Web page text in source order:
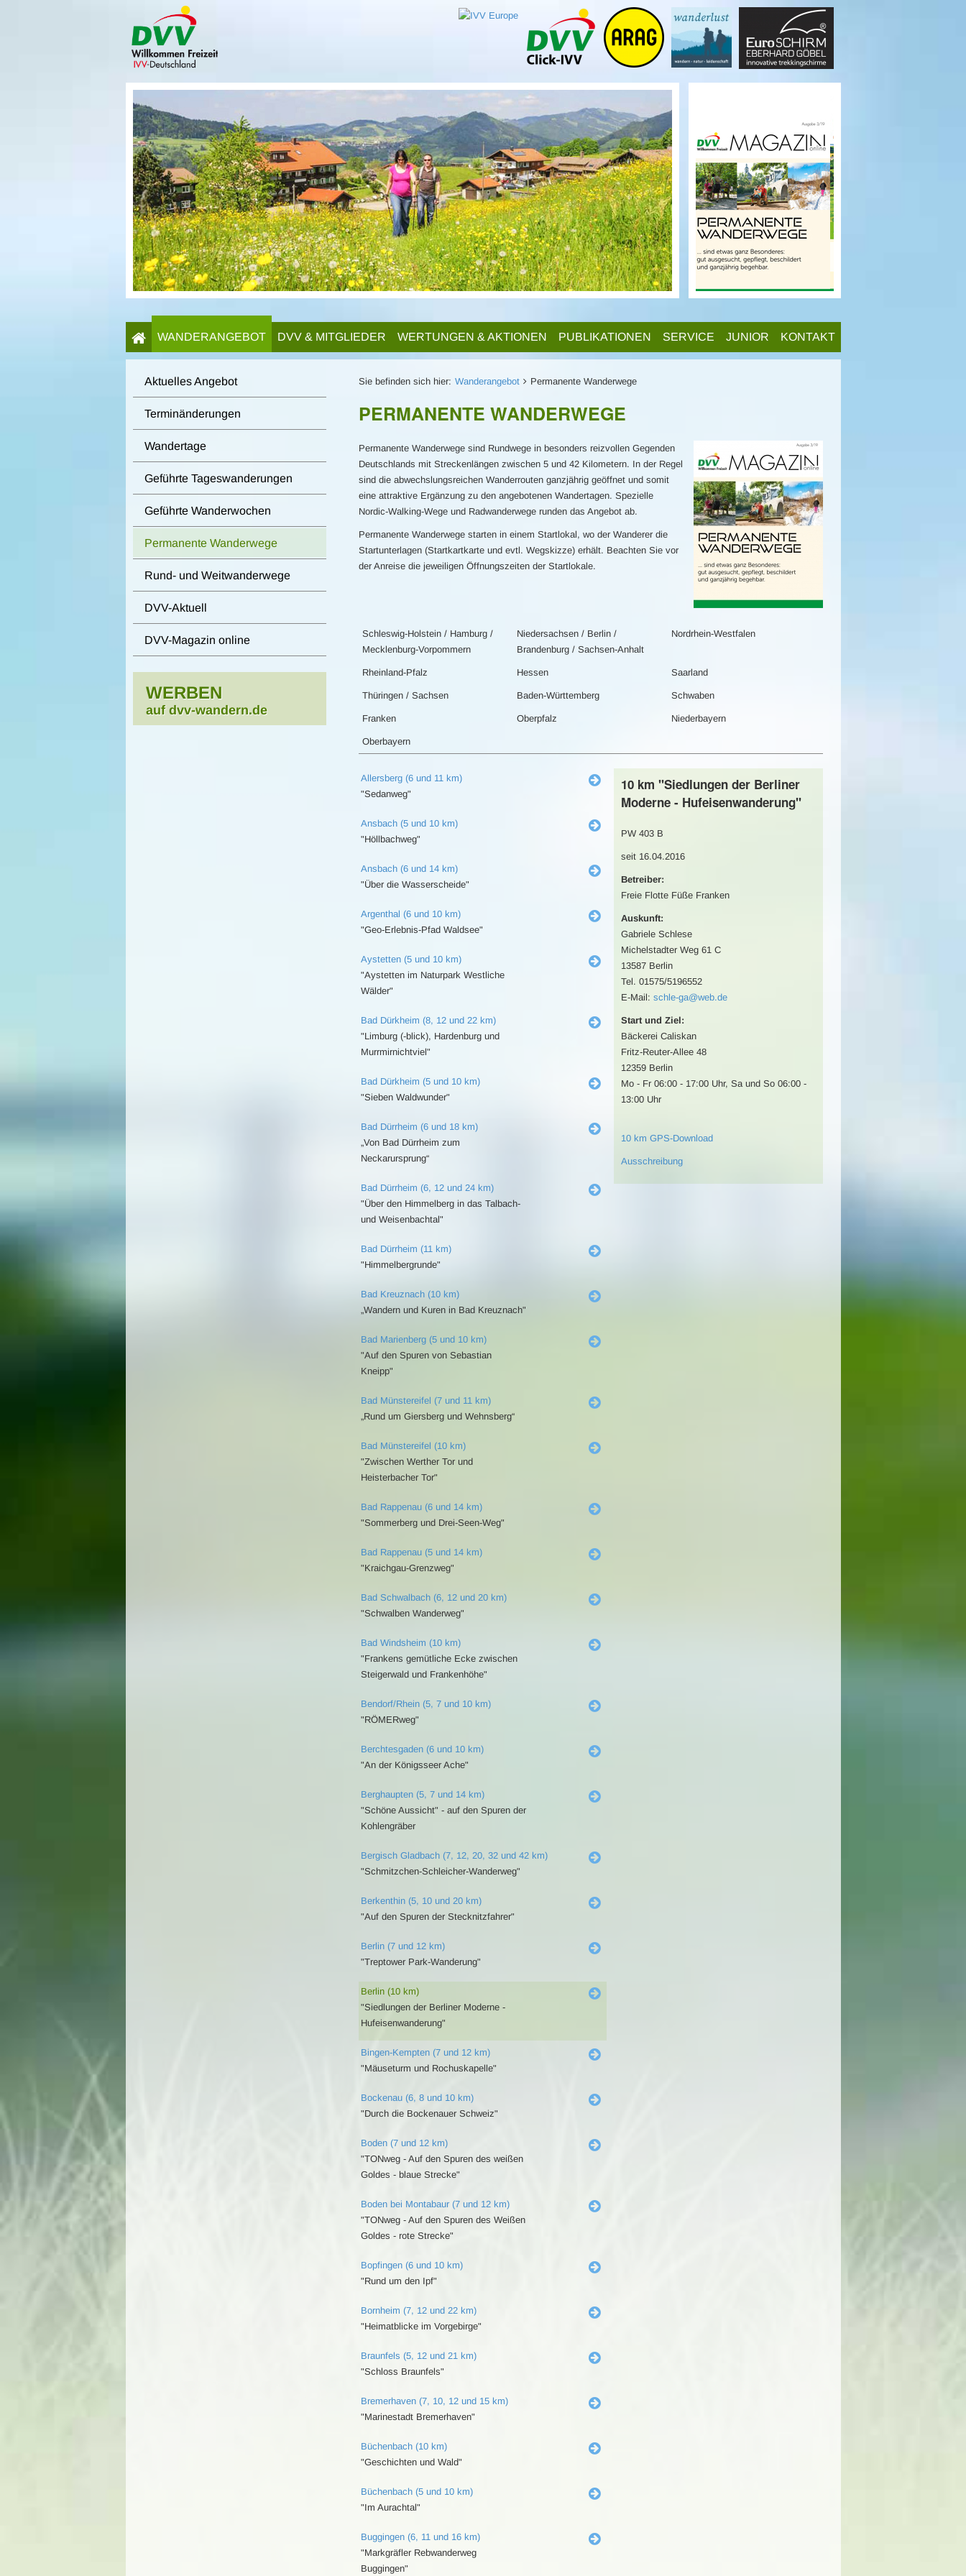
WANDERANGEBOT DVV & MITGLIEDER WERTUNGEN & AKTIONEN PUBLIKATIONEN SERVICE JUNIOR KONTAKT
Sie befinden sich hier: Wanderangebot Permanente Wanderwege
PERMANENTE WANDERWEGE
Permanente Wanderwege sind Rundwege in besonders reizvollen Gegenden
Deutschlands mit Streckenlängen zwischen 5 und 42 Kilometern. In der Regel
sind die abwechslungsreichen Wanderrouten ganzjährig geöffnet und somit
eine attraktive Ergänzung zu den angebotenen Wandertagen. Spezielle
Nordic-Walking-Wege und Radwanderwege runden das Angebot ab.
Permanente Wanderwege starten in einem Startlokal, wo der Wanderer die
Startunterlagen (Startkartkarte und evtl. Wegskizze) erhält. Beachten Sie vor
der Anreise die jeweiligen Öffnungszeiten der Startlokale.
Schleswig-Holstein / Hamburg /
Mecklenburg-Vorpommern
Niedersachsen / Berlin /
Brandenburg / Sachsen-Anhalt
Nordrhein-Westfalen
Rheinland-Pfalz Hessen Saarland
Thüringen / Sachsen Baden-Württemberg Schwaben
Franken Oberpfalz Niederbayern
Oberbayern
Allersberg (6 und 11 km)
"Sedanweg"
Ansbach (5 und 10 km)
"Höllbachweg"
Ansbach (6 und 14 km)
"Über die Wasserscheide"
Argenthal (6 und 10 km)
"Geo-Erlebnis-Pfad Waldsee"
Aystetten (5 und 10 km)
"Aystetten im Naturpark Westliche
Wälder"
Bad Dürkheim (8, 12 und 22 km)
"Limburg (-blick), Hardenburg und
Murrmirnichtviel"
Bad Dürkheim (5 und 10 km)
"Sieben Waldwunder"
Bad Dürrheim (6 und 18 km)
„Von Bad Dürrheim zum
Neckarursprung“
Bad Dürrheim (6, 12 und 24 km)
"Über den Himmelberg in das Talbach-
und Weisenbachtal"
Bad Dürrheim (11 km)
"Himmelbergrunde"
Bad Kreuznach (10 km)
„Wandern und Kuren in Bad Kreuznach"
Bad Marienberg (5 und 10 km)
"Auf den Spuren von Sebastian
Kneipp"
Bad Münstereifel (7 und 11 km)
„Rund um Giersberg und Wehnsberg“
Bad Münstereifel (10 km)
"Zwischen Werther Tor und
Heisterbacher Tor"
Bad Rappenau (6 und 14 km)
"Sommerberg und Drei-Seen-Weg"
Bad Rappenau (5 und 14 km)
"Kraichgau-Grenzweg"
Bad Schwalbach (6, 12 und 20 km)
"Schwalben Wanderweg"
Bad Windsheim (10 km)
"Frankens gemütliche Ecke zwischen
Steigerwald und Frankenhöhe"
Bendorf/Rhein (5, 7 und 10 km)
"RÖMERweg"
Berchtesgaden (6 und 10 km)
"An der Königsseer Ache"
Berghaupten (5, 7 und 14 km)
"Schöne Aussicht" - auf den Spuren der
Kohlengräber
Bergisch Gladbach (7, 12, 20, 32 und 42 km)
"Schmitzchen-Schleicher-Wanderweg"
Berkenthin (5, 10 und 20 km)
"Auf den Spuren der Stecknitzfahrer"
Berlin (7 und 12 km)
"Treptower Park-Wanderung"
Berlin (10 km)
"Siedlungen der Berliner Moderne -
Hufeisenwanderung"
Bingen-Kempten (7 und 12 km)
"Mäuseturm und Rochuskapelle"
Bockenau (6, 8 und 10 km)
"Durch die Bockenauer Schweiz"
Boden (7 und 12 km)
"TONweg - Auf den Spuren des weißen
Goldes - blaue Strecke"
Boden bei Montabaur (7 und 12 km)
"TONweg - Auf den Spuren des Weißen
Goldes - rote Strecke"
Bopfingen (6 und 10 km)
"Rund um den Ipf"
Bornheim (7, 12 und 22 km)
"Heimatblicke im Vorgebirge"
Braunfels (5, 12 und 21 km)
"Schloss Braunfels"
Bremerhaven (7, 10, 12 und 15 km)
"Marinestadt Bremerhaven"
Büchenbach (10 km)
"Geschichten und Wald"
Büchenbach (5 und 10 km)
"Im Aurachtal"
Buggingen (6, 11 und 16 km)
"Markgräfler Rebwanderweg
Buggingen"
10 km "Siedlungen der Berliner
Moderne - Hufeisenwanderung"
PW 403 B
seit 16.04.2016
Betreiber:
Freie Flotte Füße Franken
Auskunft:
Gabriele Schlese
Michelstadter Weg 61 C
13587 Berlin
Tel. 01575/5196552
E-Mail: schle-ga@web.de
Start und Ziel:
Bäckerei Caliskan
Fritz-Reuter-Allee 48
12359 Berlin
Mo - Fr 06:00 - 17:00 Uhr, Sa und So 06:00 -
13:00 Uhr
10 km GPS-Download
Ausschreibung
Aktuelles Angebot
Terminänderungen
Wandertage
Geführte Tageswanderungen
Geführte Wanderwochen
Permanente Wanderwege
Rund- und Weitwanderwege
DVV-Aktuell
DVV-Magazin online
WERBEN
auf dvv-wandern.de